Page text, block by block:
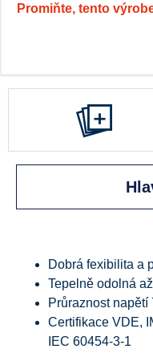
Promiňte, tento
Dobrá fexibilita a
Tepelně odolná
Průraznost napětí
Certifikace VDE,
IEC 60454-3-1